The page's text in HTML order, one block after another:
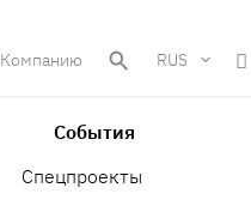
Компанию RUS
События
Спецпроекты